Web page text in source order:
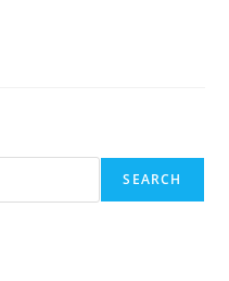
SEARCH